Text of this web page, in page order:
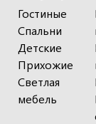
Гостиные
Спальни
Детские
Прихожие
Светлая
мебель